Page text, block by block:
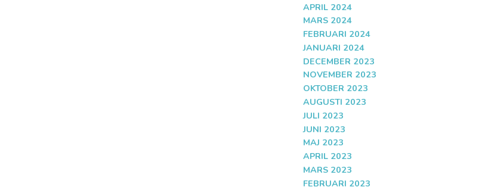
APRIL 2024
MARS 2024
FEBRUARI 2024
JANUARI 2024
DECEMBER 2023
NOVEMBER 2023
OKTOBER 2023
AUGUSTI 2023
JULI 2023
JUNI 2023
MAJ 2023
APRIL 2023
MARS 2023
FEBRUARI 2023